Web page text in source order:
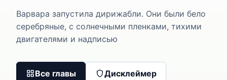
Варвара запустила дирижабли. Они были бело
серебряные, с солнечными пленками, тихими
двигателями и надписью
Все главы Дисклеймер